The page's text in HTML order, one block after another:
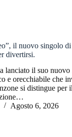
il nuovo singolo
divertirsi.
lanciato il suo
e orecchiabile che
si distingue
Agosto 6, 2026